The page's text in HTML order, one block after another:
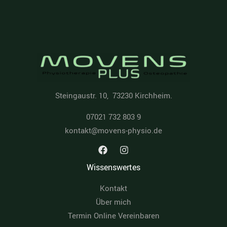
Steingaustr. 10, 73230 Kirchheim.
07021 732 803 9
kontakt@movens-physio.de
Wissenswertes
Kontakt
Über mich
Termin Online Vereinbaren